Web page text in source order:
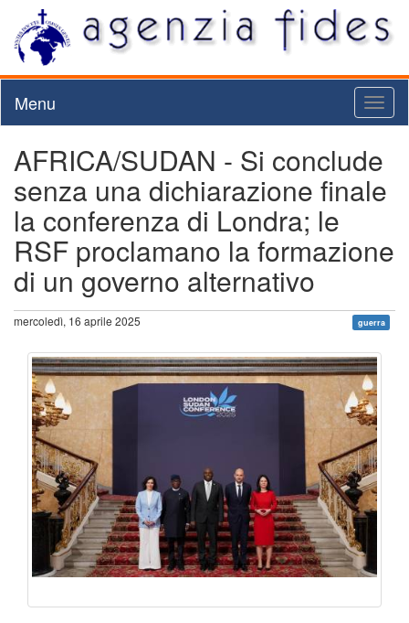
Menu
AFRICA/SUDAN - Si conclude
senza una dichiarazione finale
la conferenza di Londra; le
RSF proclamano la formazione
di un governo alternativo
mercoledì, 16 aprile 2025 guerra